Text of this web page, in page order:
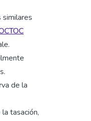
similares
de la
tasación,